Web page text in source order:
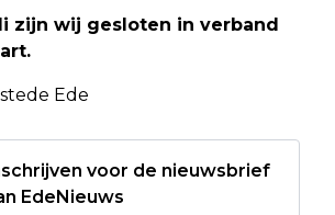
zijn wij gesloten in verband
Ede
voor de nieuwsbrief
EdeNieuws